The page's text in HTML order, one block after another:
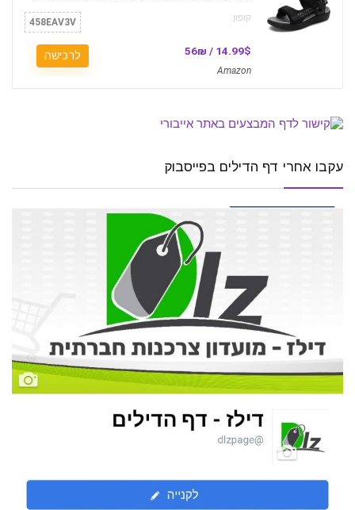
קופון: 458EAV3V
14.99$ / 56₪
Amazon
לרכישה
עקבו אחרי דף הדילים בפייסבוק